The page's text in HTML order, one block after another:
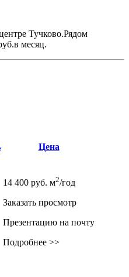
Тучково.Рядом
месяц.
Цена
14 400 руб. м2/год
Заказать просмотр
Презентацию на почту
Подробнее >>